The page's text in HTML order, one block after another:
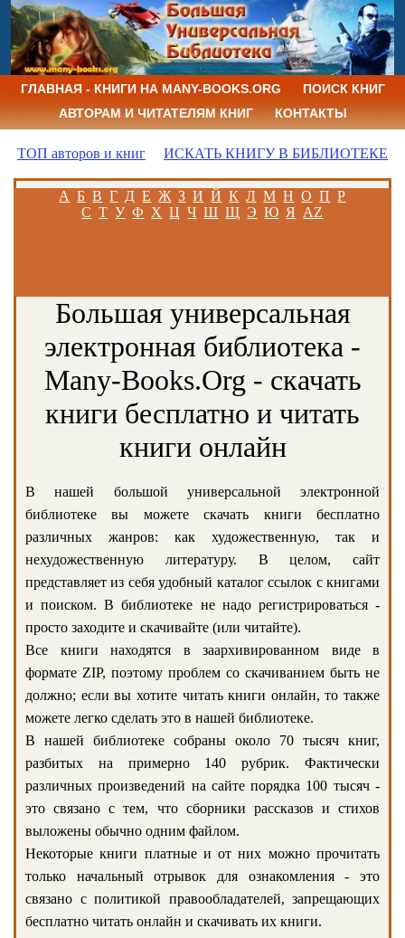
ГЛАВНАЯ - КНИГИ НА MANY-BOOKS.ORG
ПОИСК КНИГ
АВТОРАМ И ЧИТАТЕЛЯМ КНИГ
КОНТАКТЫ
ТОП авторов и книг ИСКАТЬ КНИГУ В БИБЛИОТЕКЕ
А Б В Г Д Е Ж З И Й К Л М Н О П Р
С Т У Ф Х Ц Ч Ш Щ Э Ю Я AZ
Большая универсальная
электронная библиотека -
Many-Books.Org - скачать
книги бесплатно и читать
книги онлайн
В нашей большой универсальной электронной
библиотеке вы можете скачать книги бесплатно
различных жанров: как художественную, так и
нехудожественную литературу. В целом, сайт
представляет из себя удобный каталог ссылок с книгами
и поиском. В библиотеке не надо регистрироваться -
просто заходите и скачивайте (или читайте).
Все книги находятся в заархивированном виде в
формате ZIP, поэтому проблем со скачиванием быть не
должно; если вы хотите читать книги онлайн, то также
можете легко сделать это в нашей библиотеке.
В нашей библиотеке собраны около 70 тысяч книг,
разбитых на примерно 140 рубрик. Фактически
различных произведений на сайте порядка 100 тысяч -
это связано с тем, что сборники рассказов и стихов
выложены обычно одним файлом.
Некоторые книги платные и от них можно прочитать
только начальный отрывок для ознакомления - это
связано с политикой правообладателей, запрещающих
бесплатно читать онлайн и скачивать их книги.